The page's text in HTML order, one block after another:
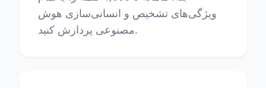
ویژگی‌های تشخیص و انسانی‌سازی هوش
مصنوعی پردازش کنید.